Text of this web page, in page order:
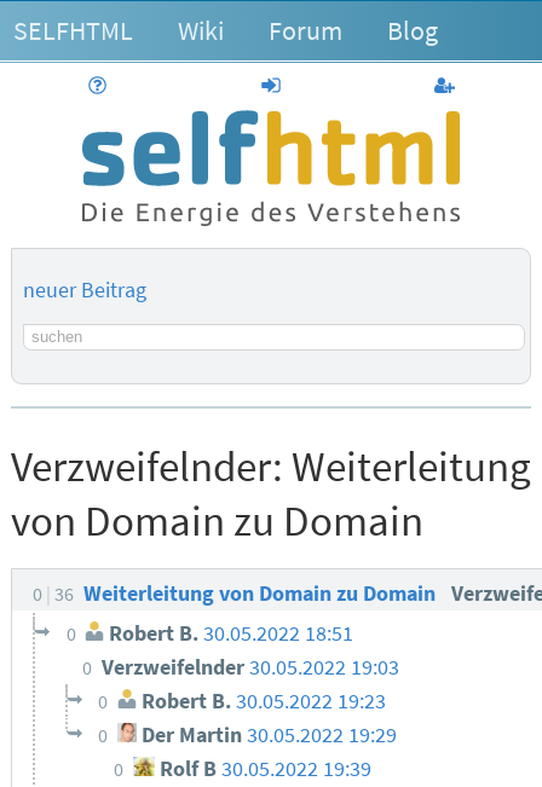
SELFHTML Wiki Forum Blog
anmelden
neuer Beitrag
Suchbegriff
Verzweifelnder: Weiterleitung
von Domain zu Domain
0 36 Weiterleitung von Domain zu Domain
0 Robert B.30.05.2022 18:51
0 Verzweifelnder30.05.2022 19:03
0 Robert B.30.05.2022 19:23
0 Der Martin30.05.2022 19:29
0 Rolf B30.05.2022 19:39